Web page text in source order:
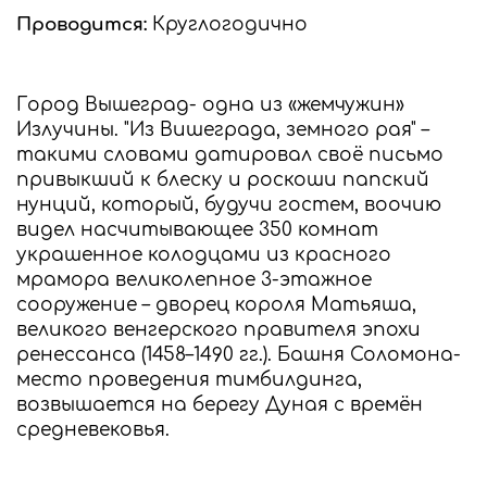
Проводится: Круглогодично
Город Вышеград- одна из «жемчужин»
Излучины. "Из Вишеграда, земного рая" –
такими словами датировал своё письмо
привыкший к блеску и роскоши папский
нунций, который, будучи гостем, воочию
видел насчитывающее 350 комнат
украшенное колодцами из красного
мрамора великолепное 3-этажное
сооружение – дворец короля Матьяша,
великого венгерского правителя эпохи
ренессанса (1458–1490 гг.). Башня Соломона-
место проведения тимбилдинга,
возвышается на берегу Дуная с времён
средневековья.